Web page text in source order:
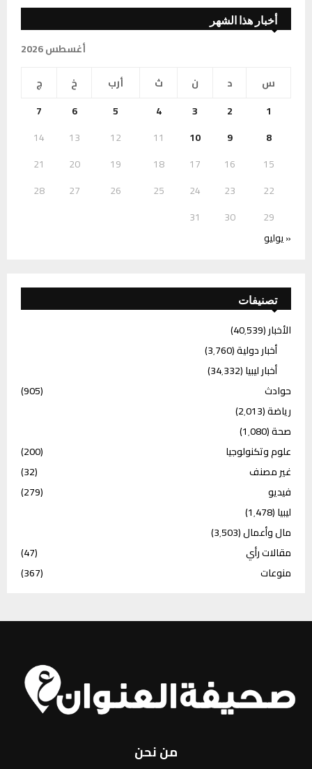
أخبار هذا الشهر
أغسطس 2026
س
د ن ث أرب خ
ج
1
2
3
4
5
6
7
8
9
10
11
12
13
14
15
16
17
18
19
20
21
22
23
24
25
26
27
28
29
30
31
« يوليو
تصنيفات
الأخبار(40٬539)
أخبار دولية(3٬760)
أخبار ليبيا(34٬332)
حوادث
(905)
رياضة(2٬013)
صحة(1٬080)
علوم وتكنولوجيا
(200)
غير مصنف
(32)
فيديو
(279)
ليبيا(1٬478)
مال وأعمال(3٬503)
مقالات رأي
(47)
منوعات
(367)
من نحن